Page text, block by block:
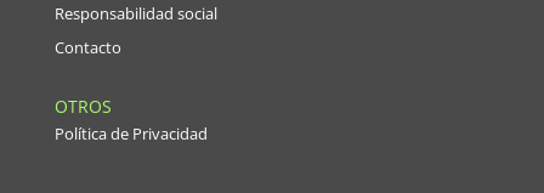
Responsabilidad social
Contacto
OTROS
Política de Privacidad